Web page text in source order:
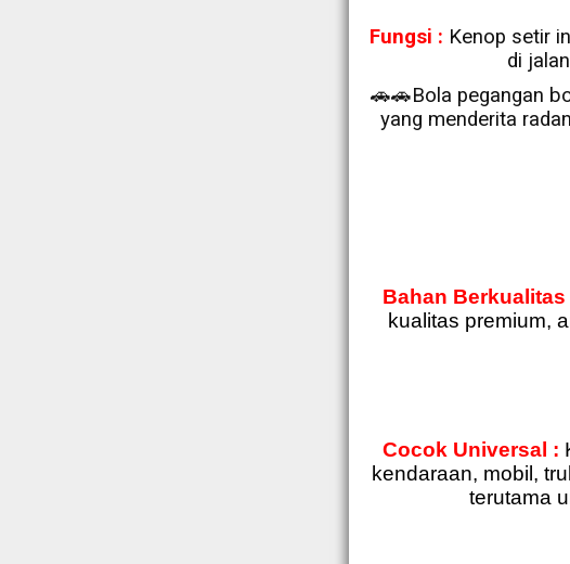
Fungsi : Kenop setir
di
🚗🚗Bola pegangan
yang menderita
Bahan Berkualitas
kualitas premium,
Cocok Universal :
kendaraan, mobil,
terutama